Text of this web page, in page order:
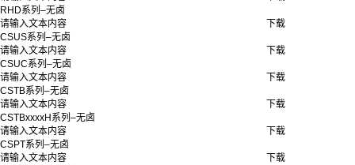
RHD系列–无卤
请输入文本内容
CSUS系列–无卤
下载
请输入文本内容
CSUC系列–无卤
下载
请输入文本内容
CSTB系列–无卤
下载
请输入文本内容
CSTBxxxxH系列–无卤
下载
请输入文本内容
CSPT系列–无卤
下载
请输入文本内容
下载